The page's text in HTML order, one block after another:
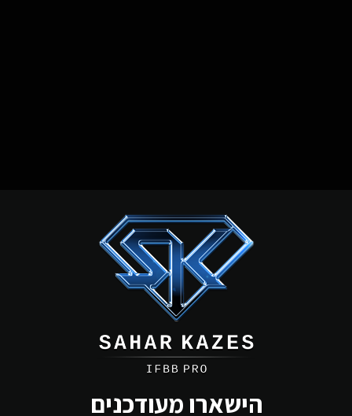
הישארו מעודכנים